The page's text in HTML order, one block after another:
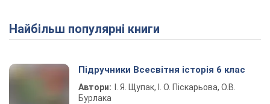
Play Video
Найбільш популярні книги
Підручники Всесвітня історія 6 клас
Автори:
І. Я. Щупак, І. О. Піскарьова, О.В.
Бурлака